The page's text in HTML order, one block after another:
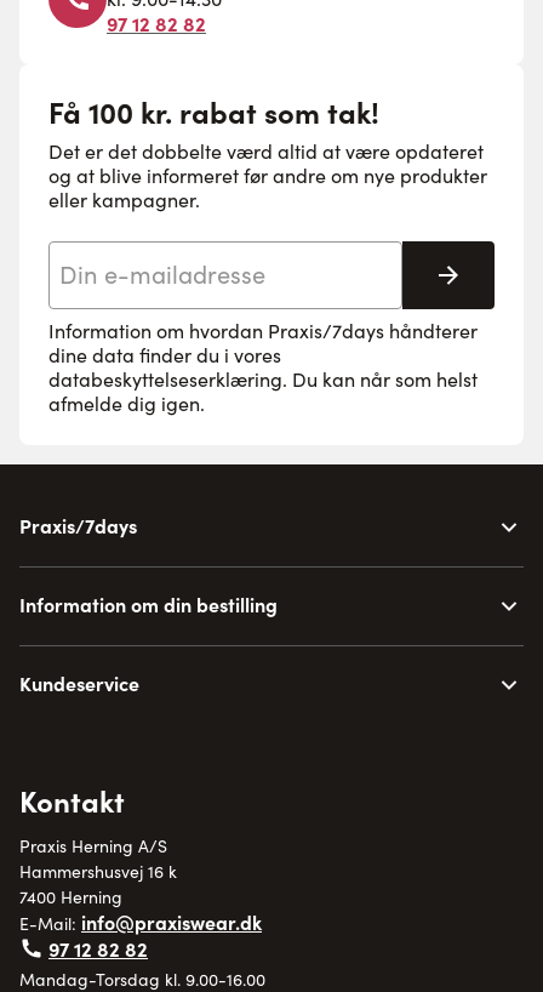
97 12 82 82
Få 100 kr. rabat som tak!
Det er det dobbelte værd altid at være opdateret
og at blive informeret før andre om nye produkter
eller kampagner.
Tilmeld
Information om hvordan Praxis/7days håndterer
dine data finder du i vores
databeskyttelseserklæring. Du kan når som helst
afmelde dig igen.
Praxis/7days
Information om din bestilling
Kundeservice
Kontakt
Praxis Herning A/S
Hammershusvej 16 k
7400 Herning
E-Mail: info@praxiswear.dk
97 12 82 82
Mandag-Torsdag kl. 9.00-16.00